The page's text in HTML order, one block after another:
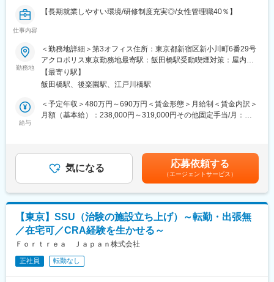
して業務を進められます。
製薬企業（治験依頼者）や治験実施施設(病院・クリニック等)に対
し、治験実施のための各種折衝や環境整備支援、事務業務などを
担当していただきます。治験開始の準備・開始・終了までの重要
なプロセスを推進する業務です。
営業要素が多く、エリアや時期等によって異なりますが、外勤5～
7割：内勤3～5割となります。※外勤：医療機関訪問、内勤：オフ
・土日祝休み、残業平均12.1hなど働きやすい環境
・職場は、基本委託されている医療機関になる為ご自宅から医療
■教育体制
入社は原則偶数月と決まっており同期入社者がいるので心強い環
境です。
入社後2週間弱、本社での集合研修に参加。会社の事や業務を遂行
する上で必要な法令から実務まで座学中心でロープレを交えなが
ら学びます。
仕事内容
【長期就業しやすい環境/研修制度充実◎/女性管理職40％】
医師主導治験の治験調整事務局として以下業務をお任せします。
・治験計画届出
・安全性情報管理（当局報告含む）
・実施医療機関支援（IRB手続き等）
・各種管理（進捗、文章など）
・ベンダー調整（画像判定、治験薬配送、検体 配送など）
・プロジェクトマネジメント
用外使用が一般的になっている医薬品等について医師主導治験を
実施することにより、その医薬品等の薬事承認を取得し、臨床の
現場で適切に使えるようにすることが可能となります。
・医師主導治験に参画する先生方は専門領域の中で患者様を何と
か救いたいとの思いが強く、積極的な姿勢の方が多いです。
・医師主導治験の場合、製薬会社の立ち位置が企業治験とは異な
り、交渉等も比較的スムーズに進みます。また先生方と協力し合
います。
・医薬品分野だけでなく、医療機器や再生医療等製品分野にも携
勤務地
＜勤務地詳細＞第3オフィス住所：東京都新宿区新小川町6番29号
アクロポリス東京勤務地最寄駅：飯田橋駅受動喫煙対策：屋内全
面禁煙変更の範囲：会社の定める事業所（リモートワーク含む）
【最寄り駅】
飯田橋駅、後楽園駅、江戸川橋駅
給与
＜予定年収＞480万円～690万円＜賃金形態＞月給制＜賃金内訳＞
月額（基本給）：238,000円～319,000円その他固定手当/月：
はあくまでも目安の金額であり、選考を通じて上下する可能性が
あります。月給(月額)は固定手当を含めた表記です。
気になる 応募依頼する
（エージェントサービス）
【東京】SSU（治験の施設立ち上げ）～転勤・出張無
／在宅可／CRA経験を生かせる～
Ｆｏｒｔｒｅａ Ｊａｐａｎ株式会社
正社員 転勤なし